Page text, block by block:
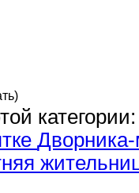
категории:
Дворника-